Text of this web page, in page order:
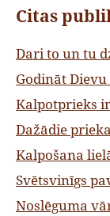
Citas
Dari to un tu
Godināt
Kalpotprieks
Dažādie
Kalpošana
Svētsvinīgs
Noslēguma